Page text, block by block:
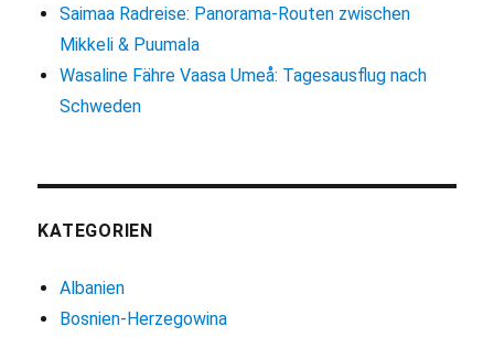
Saimaa Radreise: Panorama-Routen zwischen
Mikkeli & Puumala
Wasaline Fähre Vaasa Umeå: Tagesausflug nach
Schweden
KATEGORIEN
Albanien
Bosnien-Herzegowina